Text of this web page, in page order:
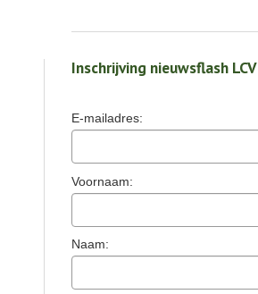
Inschrijving nieuwsflash LCV
E-mailadres:
Voornaam:
Naam: